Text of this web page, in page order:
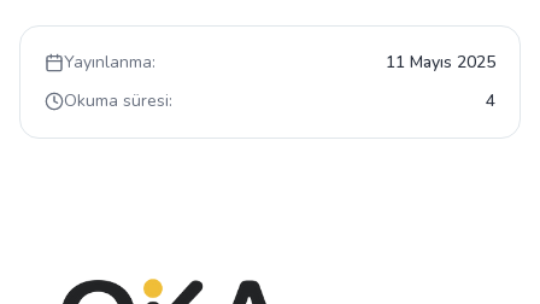
Yayınlanma:
11 Mayıs 2025
Okuma süresi:
4